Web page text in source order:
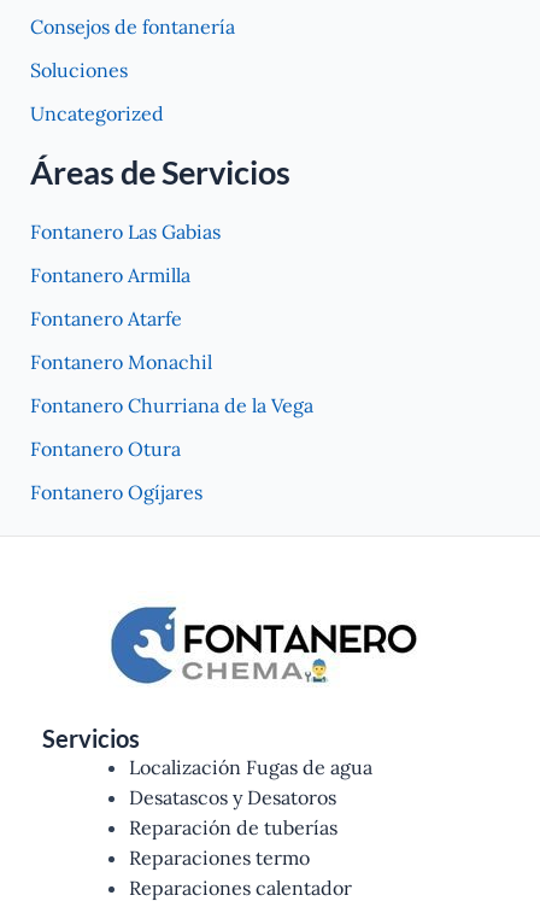
Consejos de fontanería
Soluciones
Uncategorized
Áreas de Servicios
Fontanero Las Gabias
Fontanero Armilla
Fontanero Atarfe
Fontanero Monachil
Fontanero Churriana de la Vega
Fontanero Otura
Fontanero Ogíjares
Servicios
Localización Fugas de agua
Desatascos y Desatoros
Reparación de tuberías
Reparaciones termo
Reparaciones calentador